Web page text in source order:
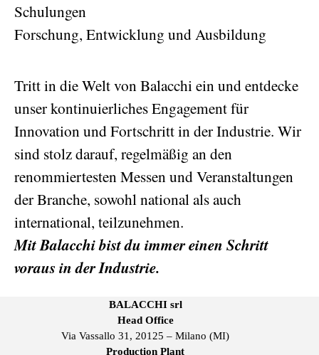
Schulungen
Forschung, Entwicklung und Ausbildung
Tritt in die Welt von Balacchi ein und entdecke
unser kontinuierliches Engagement für
Innovation und Fortschritt in der Industrie. Wir
sind stolz darauf, regelmäßig an den
renommiertesten Messen und Veranstaltungen
der Branche, sowohl national als auch
international, teilzunehmen.
Mit Balacchi bist du immer einen Schritt
voraus in der Industrie.
BALACCHI srl
Head Office
Via Vassallo 31, 20125 – Milano (MI)
Production Plant